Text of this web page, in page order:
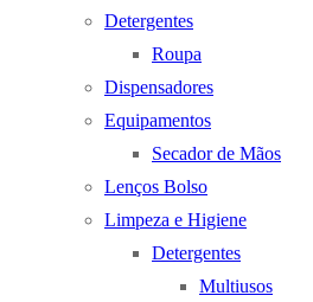
Detergentes
Roupa
Dispensadores
Equipamentos
Secador de Mãos
Lenços Bolso
Limpeza e Higiene
Detergentes
Multiusos